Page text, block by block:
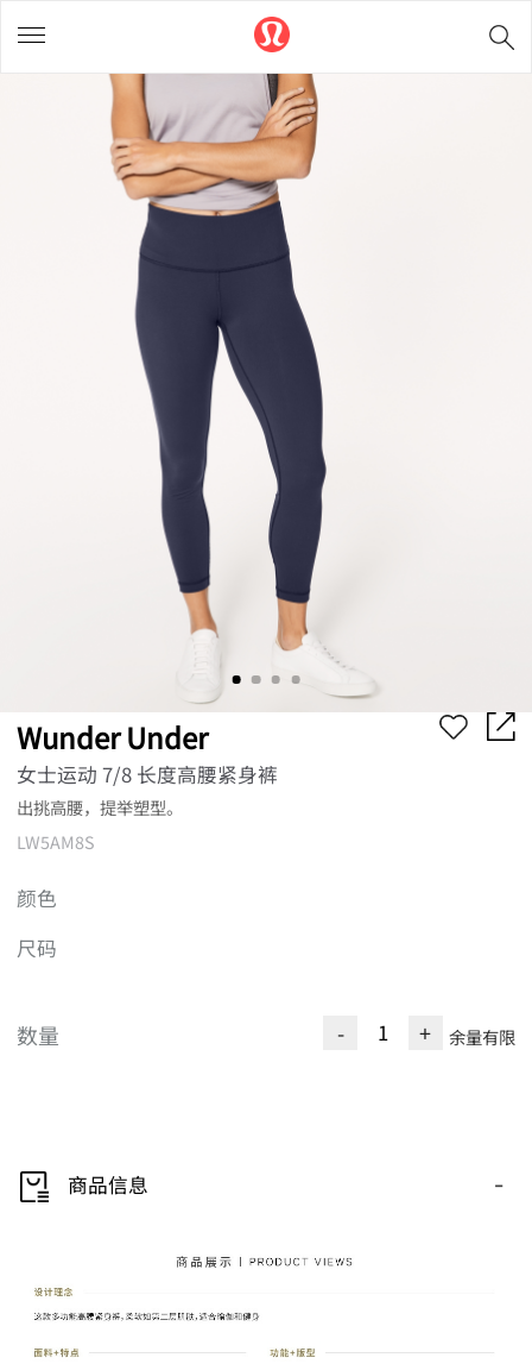
Wunder Under
女士运动 7/8 长度高腰紧身裤
出挑高腰，提举塑型。
LW5AM8S
颜色
尺码
数量 - + 余量有限
商品信息 -